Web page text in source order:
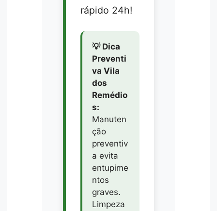
rápido 24h!
💡 Dica
Preventi
va Vila
dos
Remédio
s:
Manuten
ção
preventiv
a evita
entupime
ntos
graves.
Limpeza